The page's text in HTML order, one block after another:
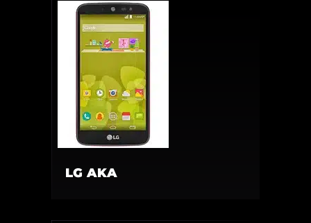
LG AKA